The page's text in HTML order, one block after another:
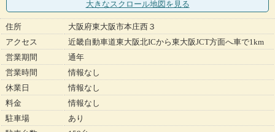
大きなスクロール地図 を見る
住所
大阪府東大阪市本庄西３
アクセス
近畿自動車道東大阪北ICから東大阪JCT方面へ車で1km
営業期間
通年
営業時間
情報なし
休業日
情報なし
料金
情報なし
駐車場
あり